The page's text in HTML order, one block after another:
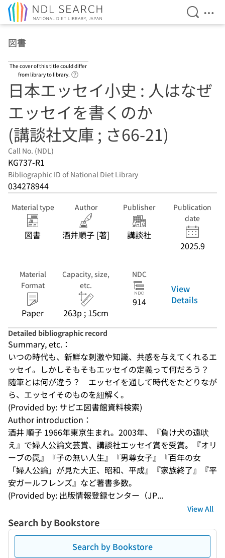
Open
図書
The cover of this title could differ
from library to library.
日本エッセイ小史 : 人はなぜ
エッセイを書くのか
(講談社文庫 ; さ66-21)
Call No. (NDL)
KG737-R1
Bibliographic ID of National Diet Library
034278944
Material type
図書
Author
酒井順子 [著]
Publisher
講談社
Publication
date
2025.9
Material
Format
Paper
Capacity, size,
etc.
263p ; 15cm
NDC
914
View
Details
Detailed bibliographic record
Summary, etc.：
いつの時代も、新鮮な刺激や知識、共感を与えてくれるエ
ッセイ。しかしそもそもエッセイの定義って何だろう？
随筆とは何が違う？　エッセイを通して時代をたどりなが
ら、エッセイそのものを紐解く。
(Provided by: サピエ図書館資料検索)
Author introduction：
酒井 順子 1966年東京生まれ。2003年、『負け犬の遠吠
え』で婦人公論文芸賞、講談社エッセイ賞を受賞。『オリ
ーブの罠』『子の無い人生』『男尊女子』『百年の女
「婦人公論」が見た大正、昭和、平成』『家族終了』『平
安ガールフレンズ』など著書多数。
(Provided by: 出版情報登録センター（JP...
View All
Search by Bookstore
Search by Bookstore